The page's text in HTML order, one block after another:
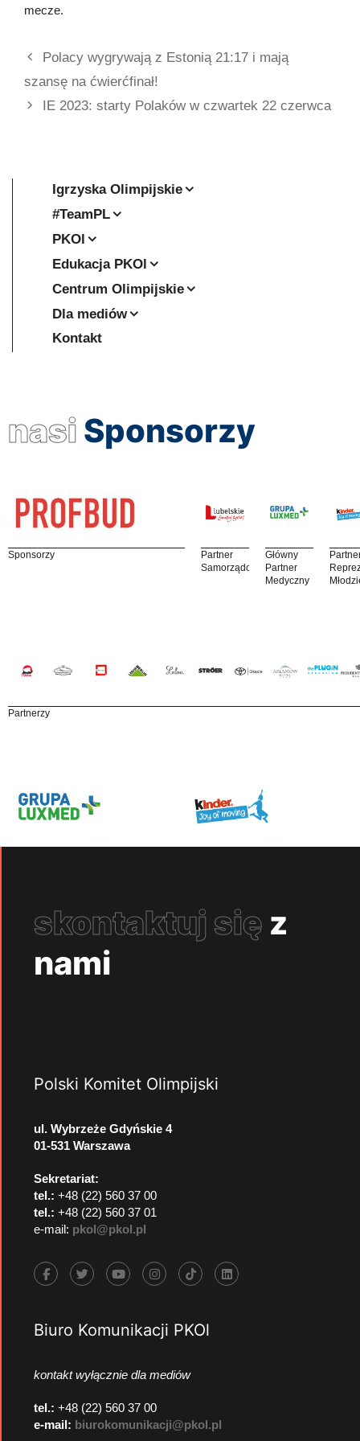
mecze.
Polacy wygrywają z Estonią 21:17 i mają
szansę na ćwierćfinał!
IE 2023: starty Polaków w czwartek 22 czerwca
Igrzyska Olimpijskie
#TeamPL
PKOl
Edukacja PKOl
Centrum Olimpijskie
Dla mediów
Kontakt
nasi Sponsorzy
Sponsorzy
Partner
Samorządowy
Główny
Partner
Medyczny
Partnerzy
skontaktuj się z
nami
Polski Komitet Olimpijski
ul. Wybrzeże Gdyńskie 4
01-531 Warszawa
Sekretariat:
tel.: +48 (22) 560 37 00
tel.: +48 (22) 560 37 01
e-mail: pkol@pkol.pl
Biuro Komunikacji PKOl
kontakt wyłącznie dla mediów
tel.: +48 (22) 560 37 00
e-mail: biurokomunikacji@pkol.pl